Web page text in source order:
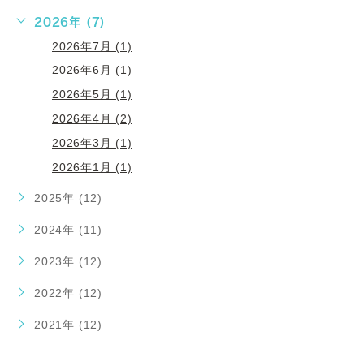
2026年 (7)
2026年7月 (1)
2026年6月 (1)
2026年5月 (1)
2026年4月 (2)
2026年3月 (1)
2026年1月 (1)
2025年 (12)
2024年 (11)
2023年 (12)
2022年 (12)
2021年 (12)